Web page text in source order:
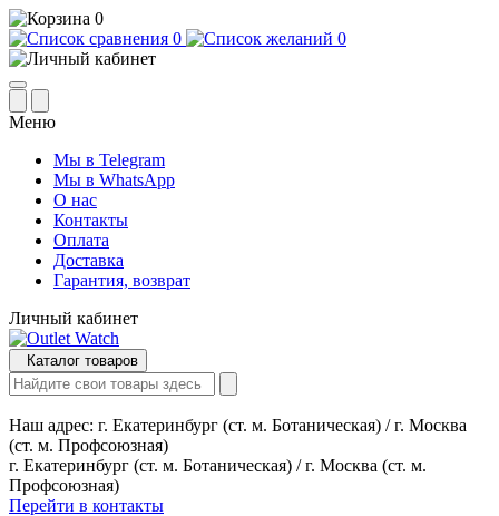
0
0
0
Меню
Мы в Telegram
Мы в WhatsApp
О нас
Контакты
Оплата
Доставка
Гарантия, возврат
Личный кабинет
Каталог товаров
Наш адрес: г. Екатеринбург (ст. м. Ботаническая) / г. Москва
(ст. м. Профсоюзная)
г. Екатеринбург (ст. м. Ботаническая) / г. Москва (ст. м.
Профсоюзная)
Перейти в контакты